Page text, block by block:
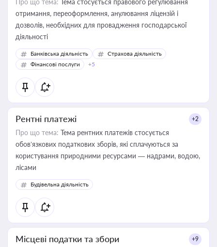
Про що тема: Тема стосується правового регулювання
отримання, переоформлення, анулювання ліцензій і
дозволів, необхідних для провадження господарської
діяльності
Банківська діяльність
Страхова діяльність
Фінансові послуги
+5
Рентні платежі +2
Про що тема: Тема рентних платежів стосується
обов’язкових податкових зборів, які сплачуються за
користування природними ресурсами — надрами, водою,
лісами
Будівельна діяльність
Місцеві податки та збори +9